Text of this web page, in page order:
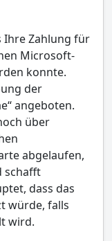
Ihre Zahlung für
Microsoft-
konnte.
der
angeboten.
über
abgelaufen,
schafft
dass das
würde, falls
wird.